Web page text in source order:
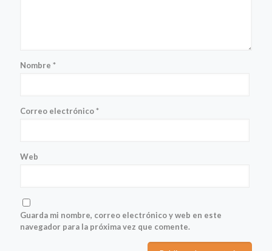
Nombre *
Correo electrónico*
Web
Guarda mi nombre, correo electrónico y web en este
navegador para la próxima vez que comente.